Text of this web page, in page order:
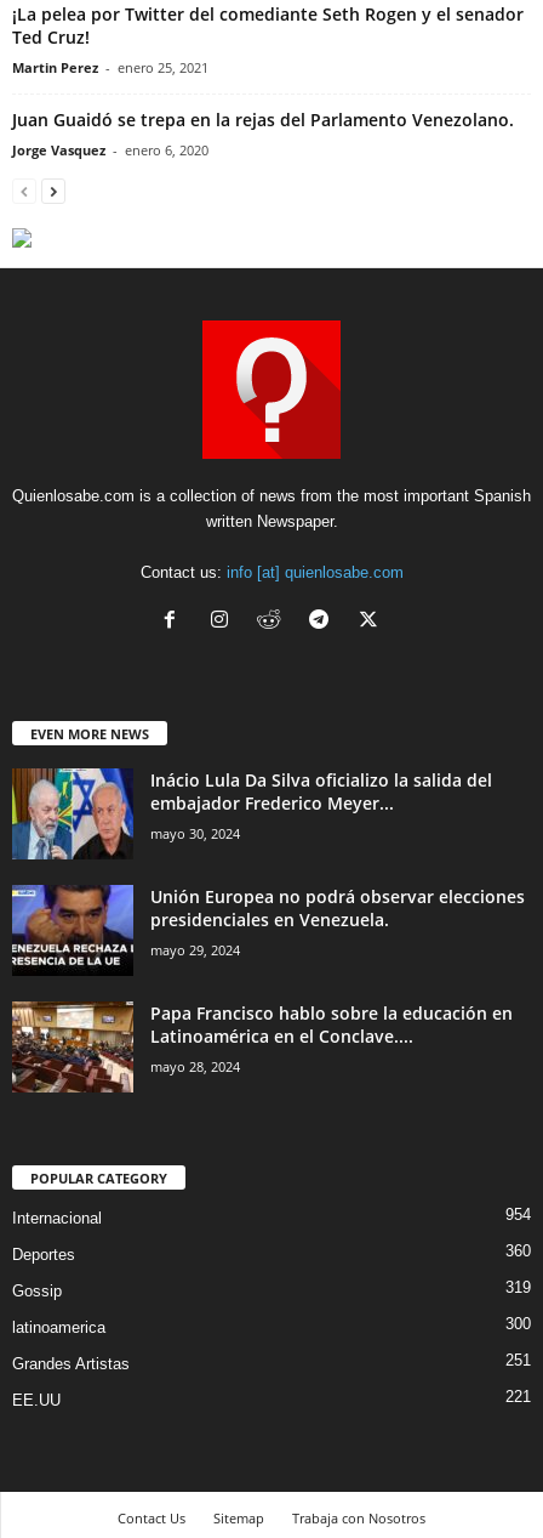
¡La pelea por Twitter del comediante Seth Rogen y el senador
Ted Cruz!
Martin Perez - enero 25, 2021
Juan Guaidó se trepa en la rejas del Parlamento Venezolano.
Jorge Vasquez - enero 6, 2020
Quienlosabe.com is a collection of news from the most important Spanish
written Newspaper.
Contact us: info [at] quienlosabe.com
EVEN MORE NEWS
Inácio Lula Da Silva oficializo la salida del
embajador Frederico Meyer...
mayo 30, 2024
Unión Europea no podrá observar elecciones
presidenciales en Venezuela.
mayo 29, 2024
Papa Francisco hablo sobre la educación en
Latinoamérica en el Conclave....
mayo 28, 2024
POPULAR CATEGORY
Internacional 954
Deportes 360
Gossip 319
latinoamerica 300
Grandes Artistas 251
EE.UU 221
Contact Us Sitemap Trabaja con Nosotros